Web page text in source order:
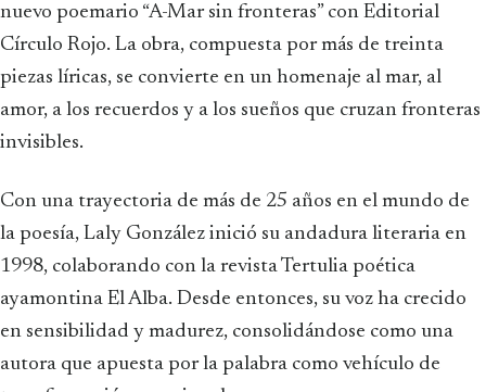
nuevo poemario “A-Mar sin fronteras” con Editorial
Círculo Rojo. La obra, compuesta por más de treinta
piezas líricas, se convierte en un homenaje al mar, al
amor, a los recuerdos y a los sueños que cruzan fronteras
invisibles.
Con una trayectoria de más de 25 años en el mundo de
la poesía, Laly González inició su andadura literaria en
1998, colaborando con la revista Tertulia poética
ayamontina El Alba. Desde entonces, su voz ha crecido
en sensibilidad y madurez, consolidándose como una
autora que apuesta por la palabra como vehículo de